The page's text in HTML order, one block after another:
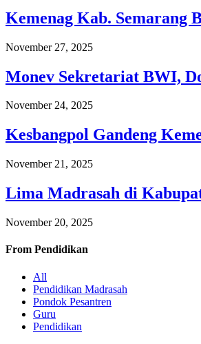
Kemenag Kab. Semarang
November 27, 2025
Monev Sekretariat BWI,
November 24, 2025
Kesbangpol Gandeng
November 21, 2025
Lima Madrasah di
November 20, 2025
From Pendidikan
All
Pendidikan Madrasah
Pondok Pesantren
Guru
Pendidikan